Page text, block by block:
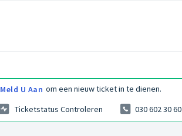
Meld U Aan om een nieuw ticket in te dienen.
Ticketstatus Controleren
030 602 30 60